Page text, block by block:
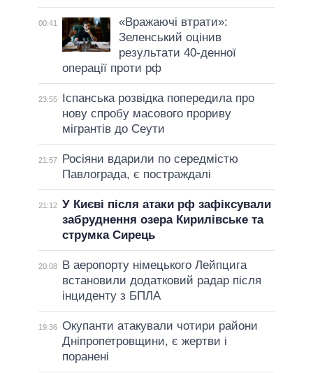
00:41
«Вражаючі втрати»:
Зеленський оцінив
результати 40-денної
операції проти рф
23:55
Іспанська розвідка попередила про
нову спробу масового прориву
мігрантів до Сеути
21:57
Росіяни вдарили по середмістю
Павлограда, є постраждалі
21:12 У Києві після атаки рф зафіксували
забруднення озера Кирилівське та
струмка Сирець
20:08
В аеропорту німецького Лейпцига
встановили додатковий радар після
інциденту з БПЛА
19:36 Окупанти атакували чотири райони
Дніпропетровщини, є жертви і
поранені